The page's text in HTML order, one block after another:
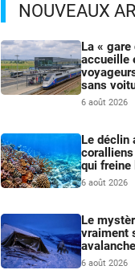
NOUVEAUX
La «
accueille
sans
6 août 2026
Le déclin
qui freine
6 août 2026
Le
vraiment
6 août 2026